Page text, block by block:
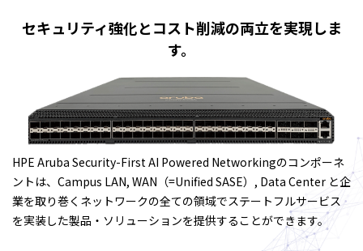
セキュリティ強化とコスト削減の両立を実現しま
す。
HPE Aruba Security-First AI Powered Networkingのコンポーネ
ントは、Campus LAN, WAN（=Unified SASE）, Data Center と企
業を取り巻くネットワークの全ての領域でステートフルサービス
を実装した製品・ソリューションを提供することができます。